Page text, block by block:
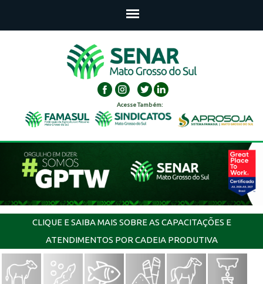
Acesse Também:
CLIQUE E SAIBA MAIS SOBRE AS CAPACITAÇÕES E
ATENDIMENTOS POR CADEIA PRODUTIVA